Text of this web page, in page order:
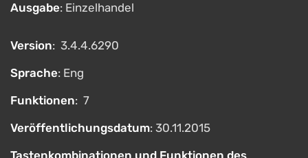
Ausgabe: Einzelhandel
Version: 3.4.4.6290
Sprache: Eng
Funktionen: 7
Veröffentlichungsdatum: 30.11.2015
Tastenkombinationen und Funktionen des